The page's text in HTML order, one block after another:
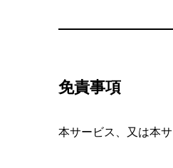
免責事項
本サービス、又は本